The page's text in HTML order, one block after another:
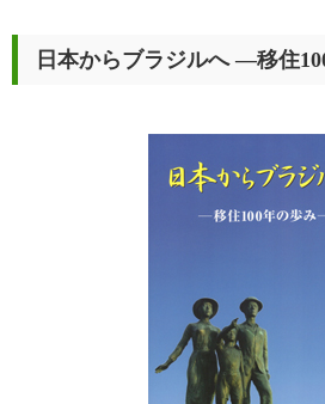
日本からブラジルへ ―移住